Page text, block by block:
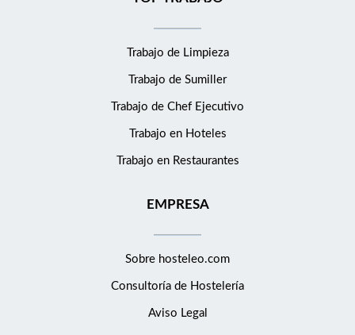
Trabajo de Limpieza
Trabajo de Sumiller
Trabajo de Chef Ejecutivo
Trabajo en Hoteles
Trabajo en Restaurantes
EMPRESA
Sobre hosteleo.com
Consultoría de Hostelería
Aviso Legal